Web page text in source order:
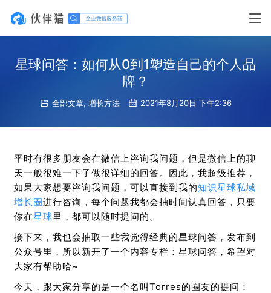
星球问答：如何从0到1塑造自己的个人品
牌？
全部文章, 增长方法 2021年8月20日 下午2:36
平时有很多朋友会在微信上咨询我问题，但是微信上的聊
天一般很难一下子做很详细的回答。因此，我超级推荐，
如果大家想要咨询我问题，可以直接到我的知识星球私域
增长圈进行咨询，每个问题我都会抽时间认真回答，只要
你在星球里，都可以随时提问的。
接下来，我也会抽取一些我觉得经典的星球问答，发布到
公众号里，所以新开了一个内容专栏：星球问答，希望对
大家有帮助哈~
今天，跟大家分享的是一个名叫Torres的圈友的提问：